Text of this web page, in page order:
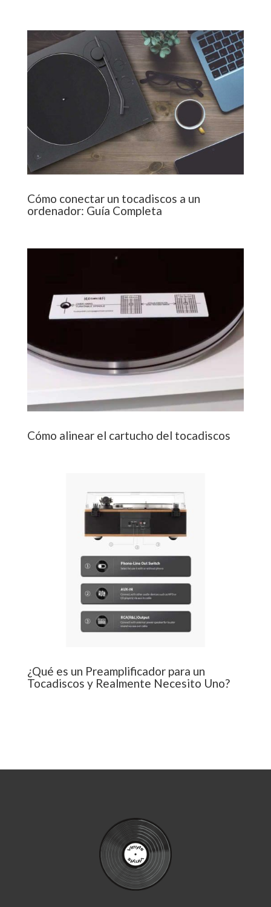
Cómo conectar un tocadiscos a un
ordenador: Guía Completa
Cómo alinear el cartucho del tocadiscos
¿Qué es un Preamplificador para un
Tocadiscos y Realmente Necesito Uno?